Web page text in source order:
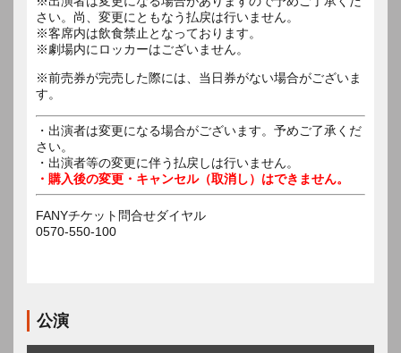
さい。尚、変更にともなう払戻は行いません。
※客席内は飲食禁止となっております。
※劇場内にロッカーはございません。
※前売券が完売した際には、当日券がない場合がございま
す。
・出演者は変更になる場合がございます。予めご了承くだ
さい。
・出演者等の変更に伴う払戻しは行いません。
・購入後の変更・キャンセル（取消し）はできません。
FANYチケット問合せダイヤル
0570-550-100
公演